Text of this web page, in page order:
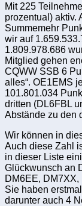
Mit 225
prozentual) aktiv.
Summemehr
wir auf
1.809.978.686
Mitglied gehen
CQWW SSB 6
alles“. OE1EMS
101.801.034
dritten (DL6FBL
Abstände zu den
Wir können in
Auch diese Zahl
in dieser Liste
Glückwunsch an
DM6EE,
Sie haben
darunter auch 4